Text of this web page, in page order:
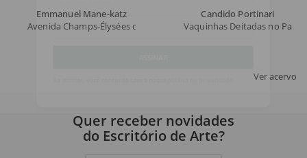
Emmanuel Mane-katz
Avenida Champs-Élysées com Arco do Triunfo
Candido Portinari
Vaquinhas Deitadas no Pasto
Ver acervo
Quer receber novidades
do Escritório de Arte?